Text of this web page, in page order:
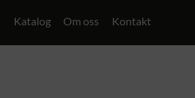
Katalog Om oss Kontakt